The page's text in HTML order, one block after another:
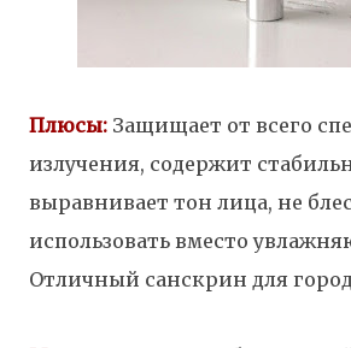
Плюсы: Защищает от всего
излучения, содержит
выравнивает тон лица, не
использовать вместо
Отличный санскрин для